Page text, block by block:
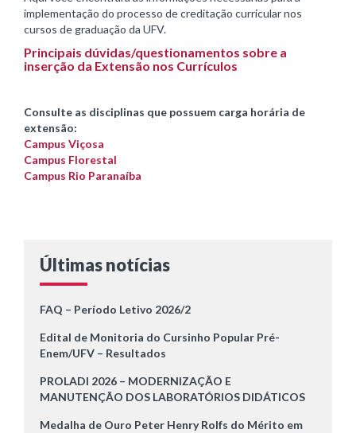
implementação do processo de creditação curricular nos
cursos de graduação da UFV.
Principais dúvidas/questionamentos sobre a
inserção da Extensão nos Currículos
Consulte as disciplinas que possuem carga horária de
extensão:
Campus Viçosa
Campus Florestal
Campus Rio Paranaíba
Últimas notícias
FAQ – Período Letivo 2026/2
Edital de Monitoria do Cursinho Popular Pré-
Enem/UFV – Resultados
PROLADI 2026 – MODERNIZAÇÃO E
MANUTENÇÃO DOS LABORATÓRIOS DIDÁTICOS
Medalha de Ouro Peter Henry Rolfs do Mérito em